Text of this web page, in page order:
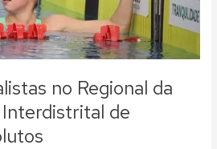
no Regional da
de